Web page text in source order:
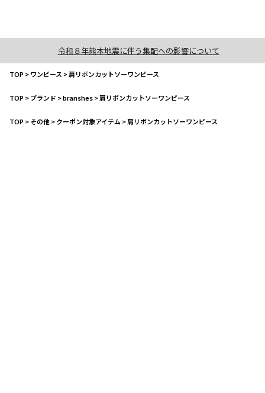
令和８年熊本地震に伴う集配への影響について
TOP>ワンピース >肩リボンカットソーワンピース
TOP>ブランド >branshes>肩リボンカットソーワンピース
TOP>その他>クーポン対象アイテム >肩リボンカットソーワンピース